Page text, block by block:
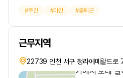
주간 야간 출퇴근
근무지역
22739 인천 서구 청라에메랄드로
편안하고 안정
기에서 오래